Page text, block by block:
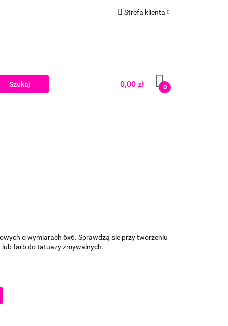
Strefa klienta
0,00 zł 0
o wymiarach 6x6. Sprawdzą sie przy tworzeniu
farb do tatuaży zmywalnych.